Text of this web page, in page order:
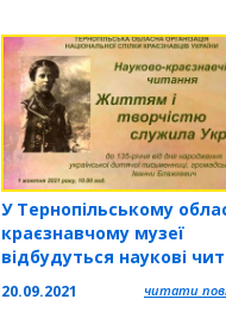
У Тернопільському
краєзнавчому музеї
відбудуться наукові
20.09.2021 читати